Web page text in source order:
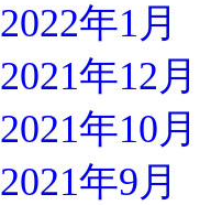
2022年1月
2021年12月
2021年10月
2021年9月